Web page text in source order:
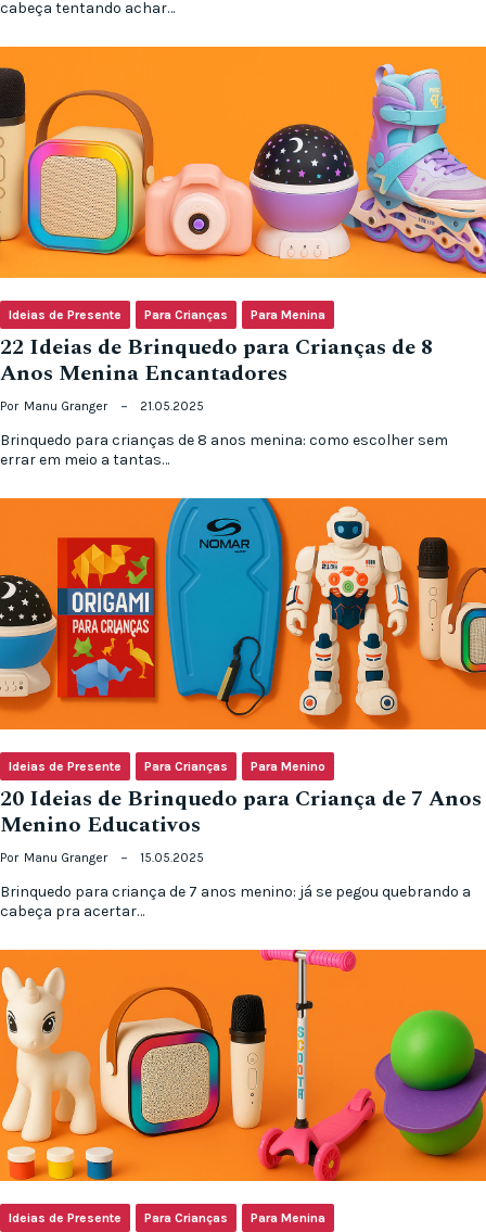
cabeça tentando achar…
Ideias de Presente Para Crianças Para Menina
22 Ideias de Brinquedo para Crianças de 8
Anos Menina Encantadores
Por Manu Granger 21.05.2025
Brinquedo para crianças de 8 anos menina: como escolher sem
errar em meio a tantas…
Ideias de Presente Para Crianças Para Menino
20 Ideias de Brinquedo para Criança de 7 Anos
Menino Educativos
Por Manu Granger 15.05.2025
Brinquedo para criança de 7 anos menino: já se pegou quebrando a
cabeça pra acertar…
Ideias de Presente Para Crianças Para Menina